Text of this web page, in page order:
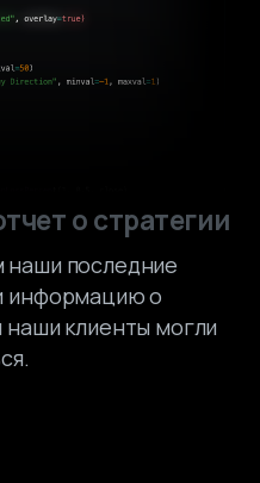
о стратегии
наши последние
информацию о
наши клиенты могли